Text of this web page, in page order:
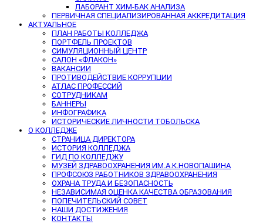
ЛАБОРАНТ ХИМ-БАК АНАЛИЗА
ПЕРВИЧНАЯ СПЕЦИАЛИЗИРОВАННАЯ АККРЕДИТАЦИЯ
АКТУАЛЬНОЕ
ПЛАН РАБОТЫ КОЛЛЕДЖА
ПОРТФЕЛЬ ПРОЕКТОВ
СИМУЛЯЦИОННЫЙ ЦЕНТР
САЛОН «ФЛАКОН»
ВАКАНСИИ
ПРОТИВОДЕЙСТВИЕ КОРРУПЦИИ
АТЛАС ПРОФЕССИЙ
СОТРУДНИКАМ
БАННЕРЫ
ИНФОГРАФИКА
ИСТОРИЧЕСКИЕ ЛИЧНОСТИ ТОБОЛЬСКА
О КОЛЛЕДЖЕ
СТРАНИЦА ДИРЕКТОРА
ИСТОРИЯ КОЛЛЕДЖА
ГИД ПО КОЛЛЕДЖУ
МУЗЕЙ ЗДРАВООХРАНЕНИЯ ИМ.А.К.НОВОПАШИНА
ПРОФСОЮЗ РАБОТНИКОВ ЗДРАВООХРАНЕНИЯ
ОХРАНА ТРУДА И БЕЗОПАСНОСТЬ
НЕЗАВИСИМАЯ ОЦЕНКА КАЧЕСТВА ОБРАЗОВАНИЯ
ПОПЕЧИТЕЛЬСКИЙ СОВЕТ
НАШИ ДОСТИЖЕНИЯ
КОНТАКТЫ